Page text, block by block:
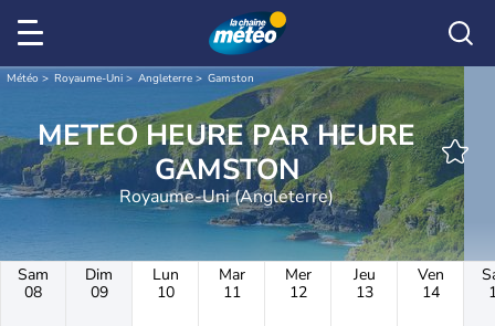
Météo Royaume-Uni Angleterre Gamston
METEO HEURE PAR HEURE
GAMSTON
Royaume-Uni (Angleterre)
Sam
08
Dim
09
Lun
10
Mar
11
Mer
12
Jeu
13
Ven
14